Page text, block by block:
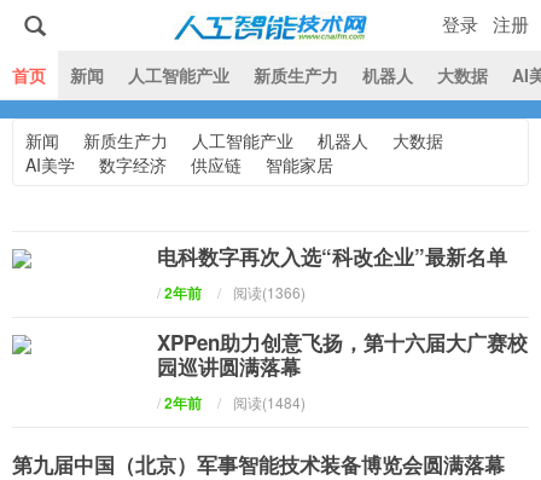
人工智能技术网
首页 新闻 人工智能产业 新质生产力 机器人 大数据 AI
登录 注册
新闻 新质生产力 人工智能产业 机器人
大数据
AI美学
数字经济 供应链 智能家居
电科数字再次入选“科改企业”最新名单
/2年前 / 阅读(1366)
XPPen助力创意飞扬，第十六届大广赛校
园巡讲圆满落幕
/2年前 / 阅读(1484)
第九届中国（北京）军事智能技术装备博览会圆满落幕